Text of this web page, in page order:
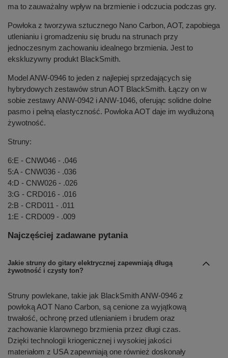
ma to zauważalny wpływ na brzmienie i odczucia podczas gry.
Powłoka z tworzywa sztucznego Nano Carbon, AOT, zapobiega
utlenianiu i gromadzeniu się brudu na strunach przy
jednoczesnym zachowaniu idealnego brzmienia. Jest to
ekskluzywny produkt BlackSmith.
Model ANW-0946 to jeden z najlepiej sprzedających się
hybrydowych zestawów strun AOT BlackSmith. Łączy on w
sobie zestawy ANW-0942 i ANW-1046, oferując solidne dolne
pasmo i pełną elastyczność. Powłoka AOT daje im wydłużoną
żywotność.
Struny:
6:E - CNW046 - .046
5:A - CNW036 - .036
4:D - CNW026 - .026
3:G - CRD016 - .016
2:B - CRD011 - .011
1:E - CRD009 - .009
Najczęściej zadawane pytania
Jakie struny do gitary elektrycznej zapewniają długą
żywotność i czysty ton?
Struny powlekane, takie jak BlackSmith ANW-0946 z
powłoką AOT Nano Carbon, są cenione za wyjątkową
trwałość, ochronę przed utlenianiem i brudem oraz
zachowanie klarownego brzmienia przez długi czas.
Dzięki technologii kriogenicznej i wysokiej jakości
materiałom z USA zapewniają one również doskonały